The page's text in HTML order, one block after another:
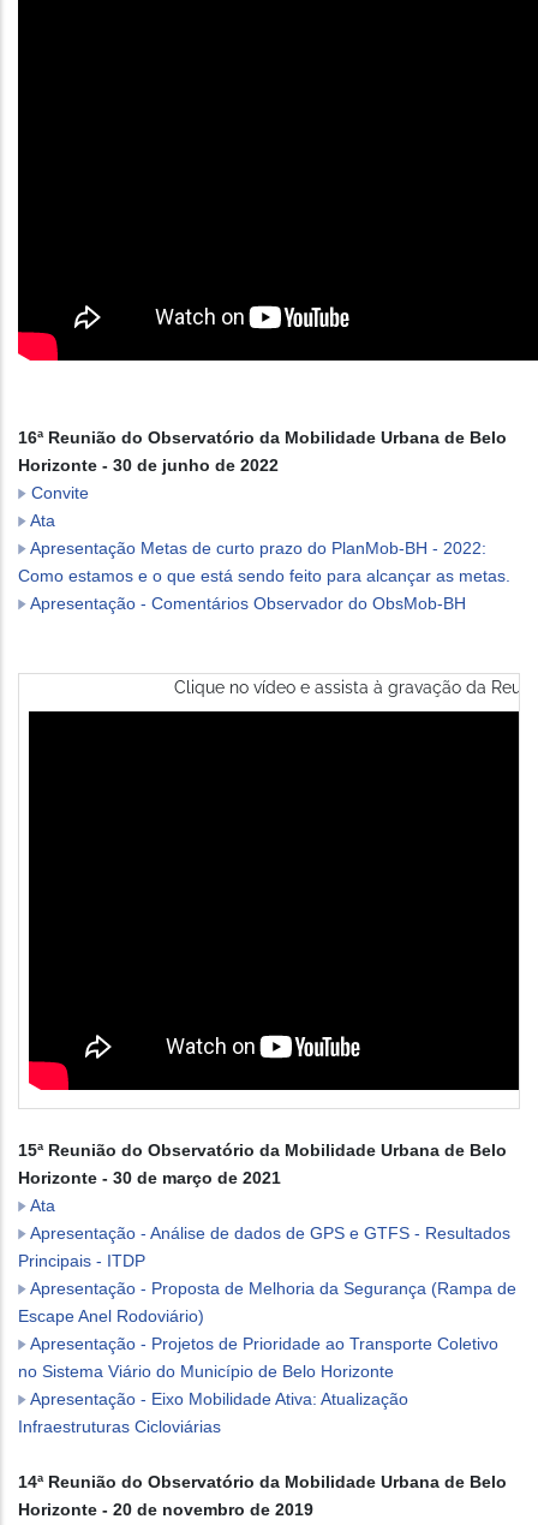
16ª Reunião do Observatório da Mobilidade Urbana de Belo
Horizonte - 30 de junho de 2022
Convite
Ata
Apresentação Metas de curto prazo do PlanMob-BH - 2022:
Como estamos e o que está sendo feito para alcançar as metas.
Apresentação - Comentários Observador do ObsMob-BH
Clique no vídeo e assista à gravação da
15ª Reunião do Observatório da Mobilidade Urbana de Belo
Horizonte - 30 de março de 2021
Ata
Apresentação - Análise de dados de GPS e GTFS - Resultados
Principais - ITDP
Apresentação - Proposta de Melhoria da Segurança (Rampa de
Escape Anel Rodoviário)
Apresentação - Projetos de Prioridade ao Transporte Coletivo
no Sistema Viário do Município de Belo Horizonte
Apresentação - Eixo Mobilidade Ativa: Atualização
Infraestruturas Cicloviárias
14ª Reunião do Observatório da Mobilidade Urbana de Belo
Horizonte - 20 de novembro de 2019